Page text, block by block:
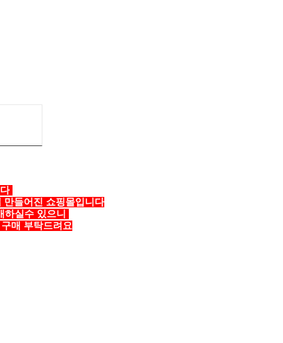
만들어진 쇼핑몰입니다
하실수 있으니
매 부탁드려요